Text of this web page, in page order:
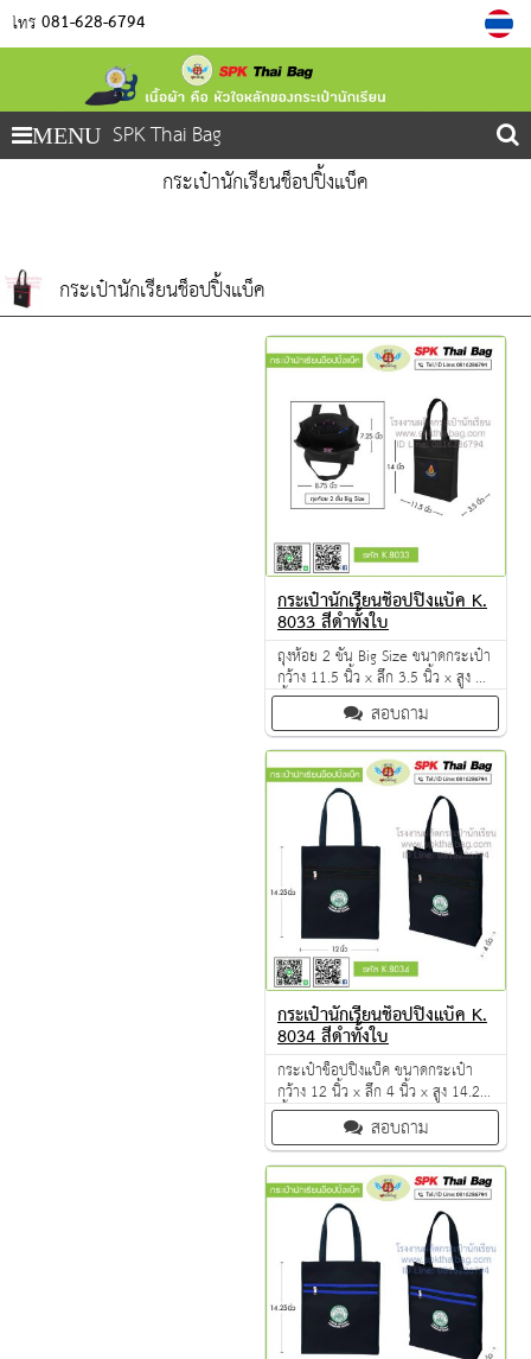
โทร 081-628-6794
MENU SPK Thai Bag
กระเป๋านักเรียนช็อปปิ้งแบ็ค
กระเป๋านักเรียนช็อปปิ้งแบ็ค
กระเป๋านักเรียนช็อปปิ้งแบ็ค K.
8033 สีดำทั้งใบ
ถุงห้อย 2 ชั้น Big Size ขนาดกระเป๋า
กว้าง 11.5 นิ้ว x ลึก 3.5 นิ้ว x สูง 14
นิ้ว ผลิตจากวัตถุดิบเกรด A ฝีมือการ
เย็บดี ดูแลทุกขั้นตอน QC งาน 100%
จำนวนผลิตขั้นต่ำ 50 ใบ
สอบถาม
กระเป๋านักเรียนช็อปปิ้งแบ็ค K.
8034 สีดำทั้งใบ
กระเป๋าช็อปปิ้งแบ็ค ขนาดกระเป๋า
กว้าง 12 นิ้ว x ลึก 4 นิ้ว x สูง 14.25
นิ้ว ผลิตจากวัตถุดิบเกรด A ฝีมือการ
เย็บดี ดูแลทุกขั้นตอน QC งาน 100%
จำนวนผลิตขั้นต่ำ 50 ใบ
สอบถาม